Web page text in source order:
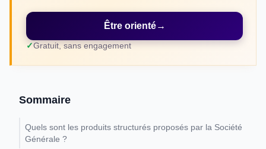
Être orienté→
Gratuit, sans engagement
Sommaire
Quels sont les produits structurés proposés par la Société
Générale ?